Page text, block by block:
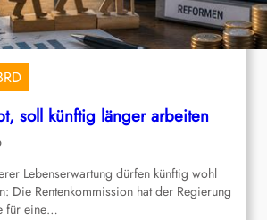
soll künftig länger arbeiten
Lebenserwartung dürfen künftig wohl
Die Rentenkommission hat der Regierung
für eine…